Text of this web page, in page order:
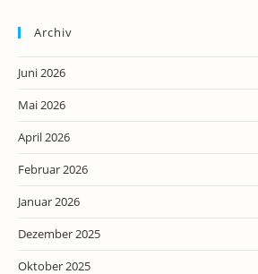
Archiv
Juni 2026
Mai 2026
April 2026
Februar 2026
Januar 2026
Dezember 2025
Oktober 2025